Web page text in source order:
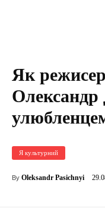
Як
Олександр
Я культурний
By Oleksandr Pasichnyi